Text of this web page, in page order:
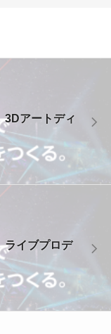
3Dアートディ
ライブプロデ